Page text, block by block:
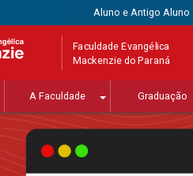
Aluno e Antigo Aluno
Faculdade Evangélica
Mackenzie do Paraná
A Faculdade Graduação